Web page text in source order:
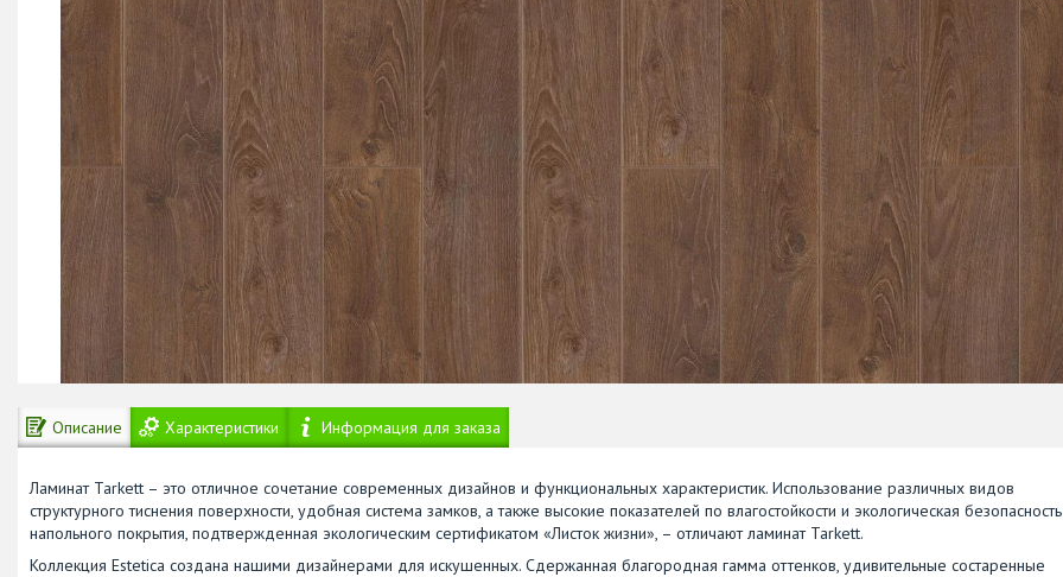
Описание Характеристики Информация для заказа
Ламинат Tarkett – это отличное сочетание современных дизайнов и функциональных характеристик. Использование различных видов
структурного тиснения поверхности, удобная система замков, а также высокие показателей по влагостойкости и экологическая безопасность
напольного покрытия, подтвержденная экологическим сертификатом «Листок жизни», – отличают ламинат Tarkett.
Коллекция Estetica создана нашими дизайнерами для искушенных. Сдержанная благородная гамма оттенков, удивительные состаренные